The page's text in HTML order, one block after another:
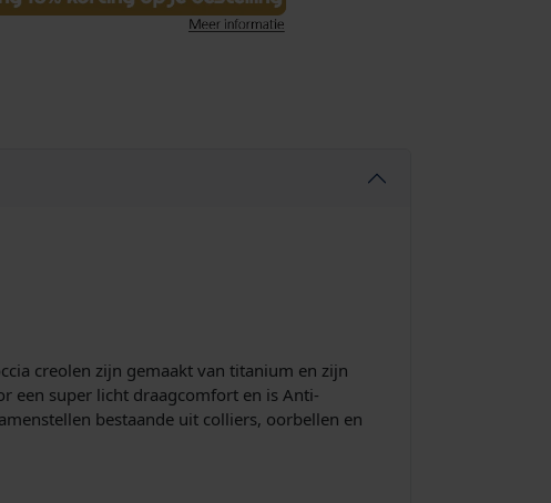
creolen zijn gemaakt van titanium en zijn
een super licht draagcomfort en is Anti-
bestaande uit colliers, oorbellen en